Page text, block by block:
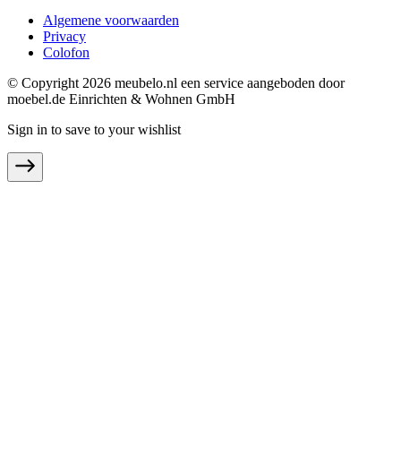
Algemene voorwaarden
Privacy
Colofon
© Copyright 2026 meubelo.nl een service aangeboden door
moebel.de Einrichten & Wohnen GmbH
Sign in to save to your wishlist